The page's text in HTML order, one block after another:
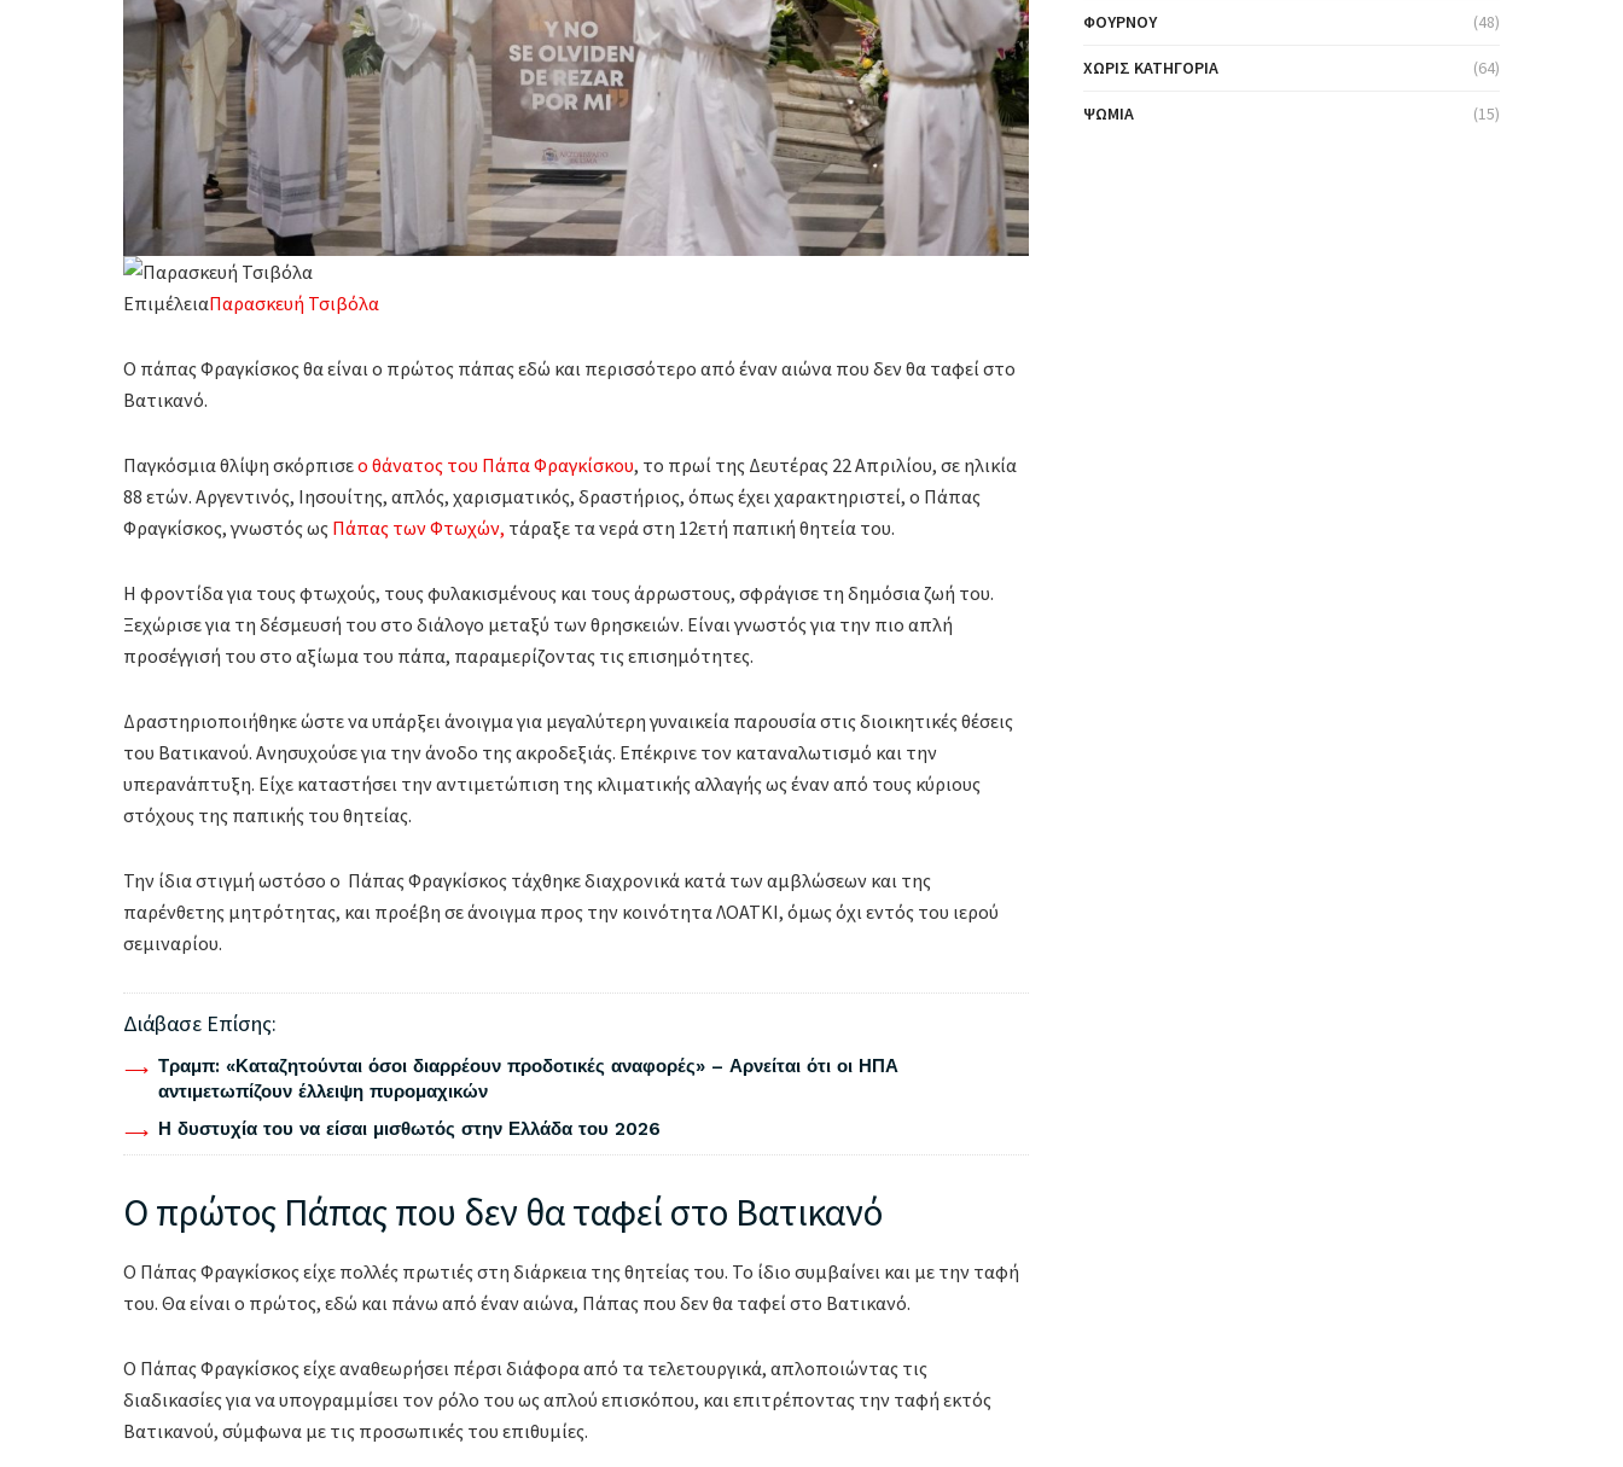
ΕπιμέλειαΠαρασκευή Τσιβόλα
Ο πάπας Φραγκίσκος θα είναι ο πρώτος πάπας εδώ και περισσότερο από έναν αιώνα που δεν θα ταφεί στο
Βατικανό.
Παγκόσμια θλίψη σκόρπισεο θάνατος του Πάπα Φραγκίσκου, το πρωί της Δευτέρας 22 Απριλίου, σε ηλικία
88 ετών. Αργεντινός, Ιησουίτης, απλός, χαρισματικός, δραστήριος, όπως έχει χαρακτηριστεί, ο Πάπας
Φραγκίσκος, γνωστός ως Πάπας των Φτωχών, τάραξε τα νερά στη 12ετή παπική θητεία του.
Η φροντίδα για τους φτωχούς, τους φυλακισμένους και τους άρρωστους, σφράγισε τη δημόσια ζωή του.
Ξεχώρισε για τη δέσμευσή του στο διάλογο μεταξύ των θρησκειών. Είναι γνωστός για την πιο απλή
προσέγγισή του στο αξίωμα του πάπα, παραμερίζοντας τις επισημότητες.
Δραστηριοποιήθηκε ώστε να υπάρξει άνοιγμα για μεγαλύτερη γυναικεία παρουσία στις διοικητικές θέσεις
του Βατικανού. Ανησυχούσε για την άνοδο της ακροδεξιάς. Επέκρινε τον καταναλωτισμό και την
υπερανάπτυξη. Είχε καταστήσει την αντιμετώπιση της κλιματικής αλλαγής ως έναν από τους κύριους
στόχους της παπικής του θητείας.
Την ίδια στιγμή ωστόσο ο Πάπας Φραγκίσκος τάχθηκε διαχρονικά κατά των αμβλώσεων και της
παρένθετης μητρότητας, και προέβη σε άνοιγμα προς την κοινότητα ΛΟΑΤΚΙ, όμως όχι εντός του ιερού
σεμιναρίου.
Διάβασε Επίσης:
Τραμπ: «Καταζητούνται όσοι διαρρέουν προδοτικές αναφορές» – Αρνείται ότι οι ΗΠΑ
αντιμετωπίζουν έλλειψη πυρομαχικών
Η δυστυχία του να είσαι μισθωτός στην Ελλάδα του 2026
Ο πρώτος Πάπας που δεν θα ταφεί στο Βατικανό
Ο Πάπας Φραγκίσκος είχε πολλές πρωτιές στη διάρκεια της θητείας του. Το ίδιο συμβαίνει και με την ταφή
του. Θα είναι ο πρώτος, εδώ και πάνω από έναν αιώνα, Πάπας που δεν θα ταφεί στο Βατικανό.
Ο Πάπας Φραγκίσκος είχε αναθεωρήσει πέρσι διάφορα από τα τελετουργικά, απλοποιώντας τις
διαδικασίες για να υπογραμμίσει τον ρόλο του ως απλού επισκόπου, και επιτρέποντας την ταφή εκτός
Βατικανού, σύμφωνα με τις προσωπικές του επιθυμίες.
ΦΟΎΡΝΟΥ (48)
ΧΩΡΊΣ ΚΑΤΗΓΟΡΊΑ (64)
ΨΩΜΙΆ (15)